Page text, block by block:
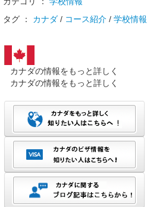
タグ ： カナダ / コース紹介 / 学校情報
カナダの情報をもっと詳しく
カナダの情報をもっと詳しく